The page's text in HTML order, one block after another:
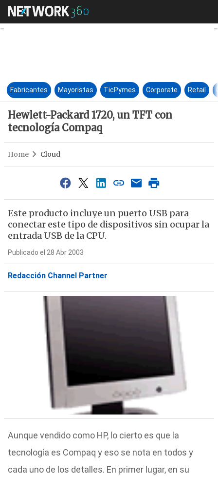
Hewlett-Packard 1720, un
Fabricantes Mayoristas TicPymes Corporate Retail
Hewlett-Packard 1720, un TFT con
tecnología Compaq
Home Cloud
Este producto incluye un puerto USB para
conectar este tipo de dispositivos sin ocupar la
entrada USB de la CPU.
Publicado el 28 Abr 2003
Redacción Channel Partner
Aunque vendido como HP, lo cierto es que la
tecnología es Compaq y eso se nota en todos y
cada uno de los detalles. En primer lugar, en su